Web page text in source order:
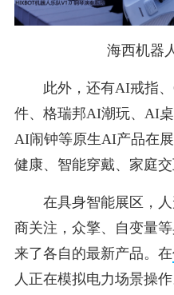
海西机器
此外，还有AI戒指
件、格瑞邦AI潮玩、AI
AI闹钟等原生AI产品在
健康、智能穿戴、家庭交
在具身智能展区，
商关注，众擎、自变量
来了各自的最新产品。在
人正在模拟电力场景操